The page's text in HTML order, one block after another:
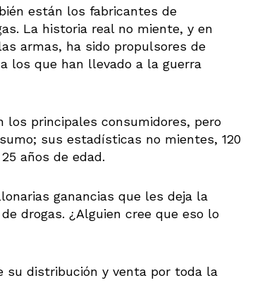
están los fabricantes de
La historia real no miente, y en
armas, ha sido propulsores de
los que han llevado a la guerra
los principales consumidores, pero
sus estadísticas no mientes, 120
años de edad.
ganancias que les deja la
drogas. ¿Alguien cree que eso lo
su distribución y venta por toda la